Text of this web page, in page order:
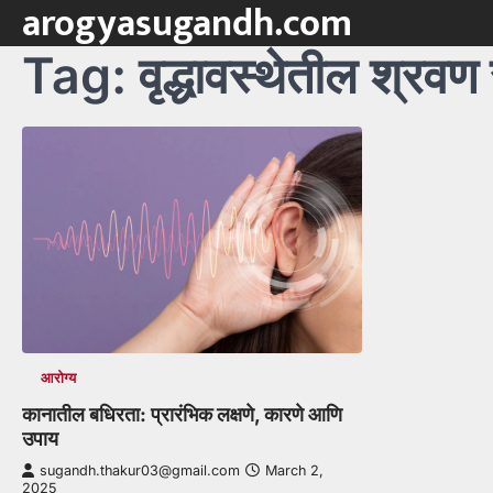
Skip
content
arogyasugandh.com
Tag:वृद्धावस्थेतील
आरोग्य
कानातील बधिरता: प्रारंभिक लक्षणे, कारणे आणि
उपाय
sugandh.thakur03@gmail.com
March 2,
2025